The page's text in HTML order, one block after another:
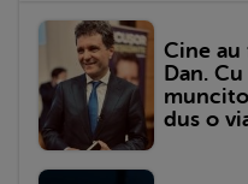
Cine
Dan.
dus o